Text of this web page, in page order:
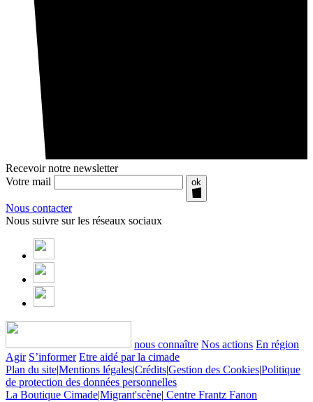
Recevoir notre newsletter
Votre mail
ok
Nous contacter
Nous suivre sur les réseaux sociaux
nous connaître Nos actions En région
Agir S’informer Etre aidé par la cimade
Plan du site|Mentions légales|Crédits|Gestion des Cookies|Politique
de protection des données personnelles
La Boutique Cimade|Migrant'scène| Centre Frantz Fanon